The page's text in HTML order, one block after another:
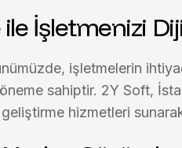
ile İşletmenizi
işletmelerin
sahiptir. 2Y Soft,
hizmetleri